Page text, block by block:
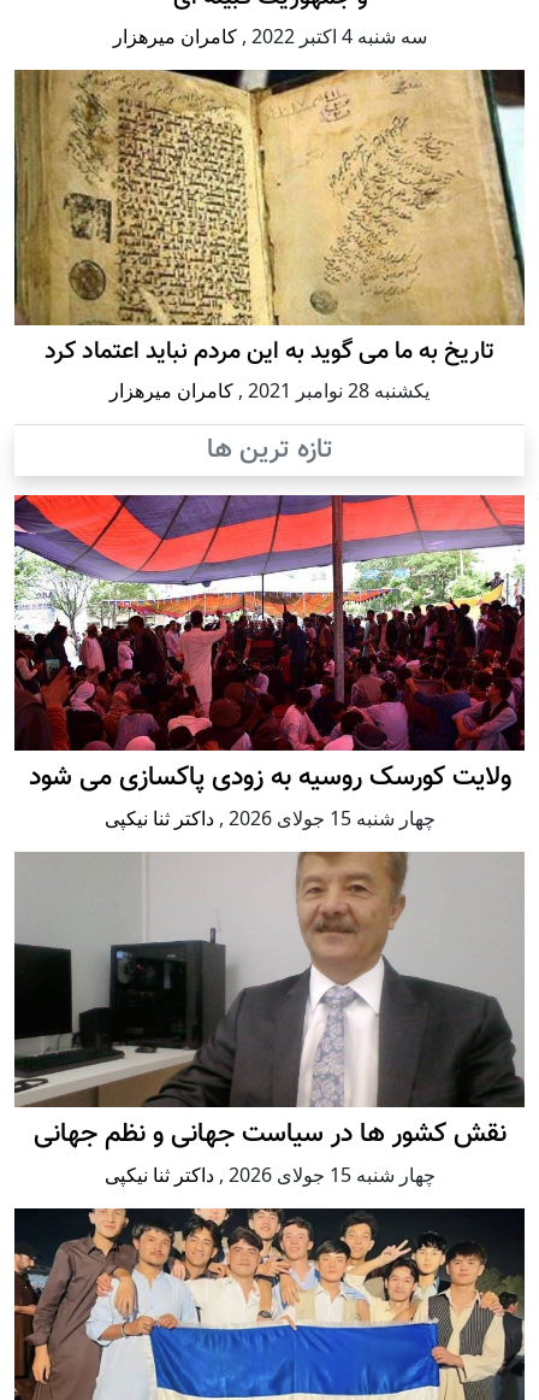
سه شنبه 4 اكتبر 2022 ,کامران میرهزار
تاریخ به ما می گوید به این مردم نباید اعتماد کرد
يكشنبه 28 نوامبر 2021 , کامران میرهزار
تازه ترین ها
ولایت کورسک روسیه به زودی پاکسازی می شود
چهار شنبه 15 جولای 2026 ,داکتر ثنا نیکپی
نقش کشور ها در سیاست جهانی و نظم جهانی
چهار شنبه 15 جولای 2026 ,داکتر ثنا نیکپی